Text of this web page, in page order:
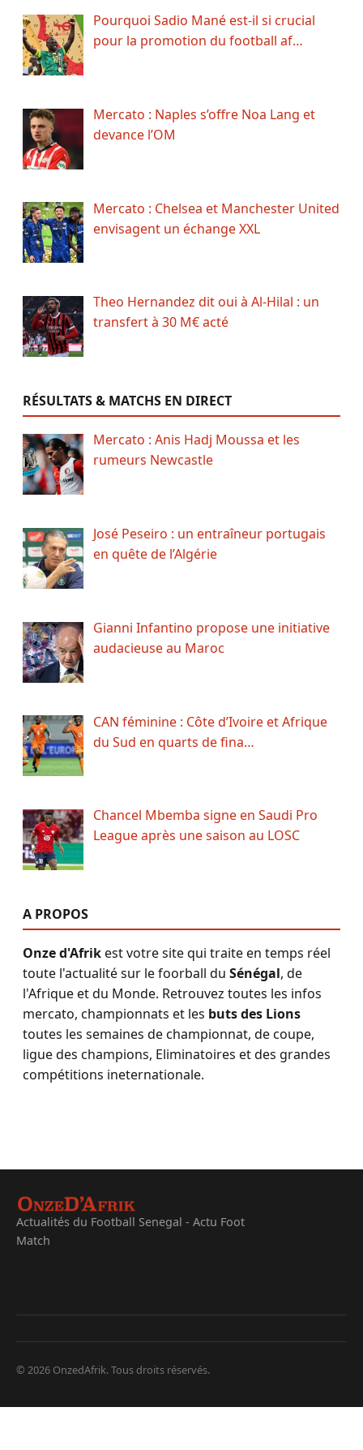
Pourquoi Sadio Mané est-il si crucial
pour la promotion du football af…
Mercato : Naples s’offre Noa Lang et
devance l’OM
Mercato : Chelsea et Manchester United
envisagent un échange XXL
Theo Hernandez dit oui à Al-Hilal : un
transfert à 30 M€ acté
RÉSULTATS & MATCHS EN DIRECT
Mercato : Anis Hadj Moussa et les
rumeurs Newcastle
José Peseiro : un entraîneur portugais
en quête de l’Algérie
Gianni Infantino propose une initiative
audacieuse au Maroc
CAN féminine : Côte d’Ivoire et Afrique
du Sud en quarts de fina…
Chancel Mbemba signe en Saudi Pro
League après une saison au LOSC
A PROPOS
Onze d'Afrikest votre site qui traite en temps réel
toute l'actualité sur le foorball du Sénégal, de
l'Afrique et du Monde. Retrouvez toutes les infos
mercato, championnats et les buts des Lions
toutes les semaines de championnat, de coupe,
ligue des champions, Eliminatoires et des grandes
compétitions ineternationale.
Actualités du Football Senegal - Actu Foot
Match
© 2026 OnzedAfrik. Tous droits réservés.